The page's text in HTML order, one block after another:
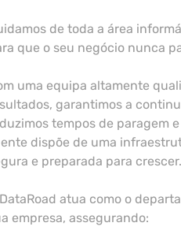
de toda a área
que o seu negócio nunca
uma equipa altamente
garantimos a
tempos de paragem
dispõe de uma
e preparada para crescer.
atua como o
empresa, assegurando: